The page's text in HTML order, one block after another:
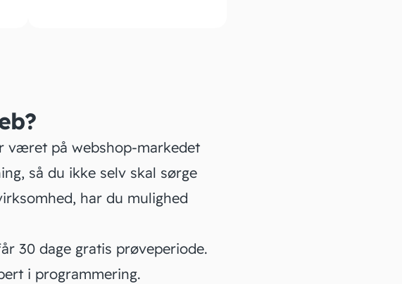
været på webshop-markedet
så du ikke selv skal sørge
har du mulighed
30 dage gratis prøveperiode.
i programmering.